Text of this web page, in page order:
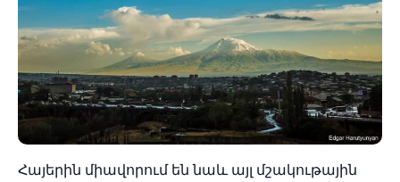
Հայերին միավորում են նաև այլ մշակութային